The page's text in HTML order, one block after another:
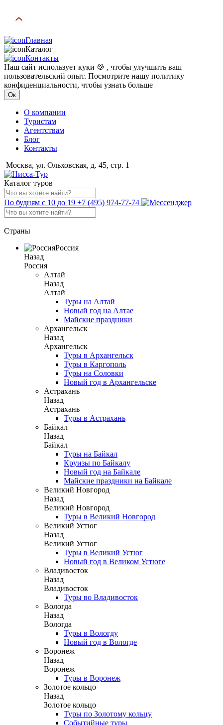
Главная
Каталог
Контакты
Наш сайт использует куки 🍪 , чтобы улучшить ваш
пользовательский опыт. Посмотрите нашу политику
конфиденциальности, чтобы узнать больше
Ок
О компании
Туристам
Агентствам
Блог
Контакты
Москва, ул. Ольховская, д. 45, стр. 1
Каталог туров
По будням с 10 до 19 +7 (495) 974-77-74
Страны
Россия
Назад
Россия
Алтай
Назад
Алтай
Туры на Алтай
Новый год на Алтае
Майские праздники
Архангельск
Назад
Архангельск
Туры в Архангельск
Туры в Каргополь
Туры на Соловки
Новый год в Архангельске
Астрахань
Назад
Астрахань
Туры в Астрахань
Байкал
Назад
Байкал
Туры на Байкал
Круизы по Байкалу
Новый год на Байкале
Майские праздники на Байкале
Великий Новгород
Назад
Великий Новгород
Туры в Великий Новгород
Великий Устюг
Назад
Великий Устюг
Туры в Великий Устюг
Новый год в Великом Устюге
Владивосток
Назад
Владивосток
Туры во Владивосток
Вологда
Назад
Вологда
Туры в Вологду
Новый год в Вологде
Воронеж
Назад
Воронеж
Туры в Воронеж
Золотое кольцо
Назад
Золотое кольцо
Туры по Золотому кольцу
Событийные туры